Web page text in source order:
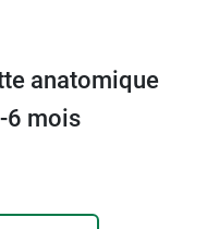
existe les
anatomique
6 mois